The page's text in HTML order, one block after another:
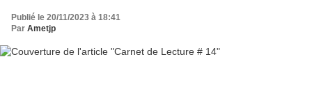
Publié le 20/11/2023 à 18:41
Par Ametjp